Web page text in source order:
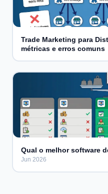
Trade Marketing para
métricas e erros comuns
Qual o melhor software
Jun 2026